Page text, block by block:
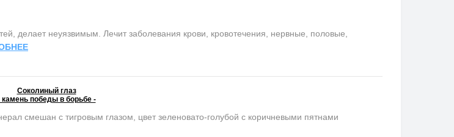
делает неуязвимым. Лечит заболевания крови, кровотечения, нервные, половые,
Соколиный глаз
камень победы в борьбе -
смешан с тигровым глазом, цвет зеленовато-голубой с коричневыми пятнами